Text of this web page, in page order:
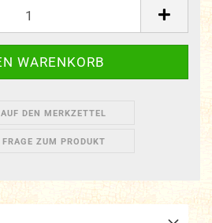
AUF DEN MERKZETTEL
FRAGE ZUM PRODUKT